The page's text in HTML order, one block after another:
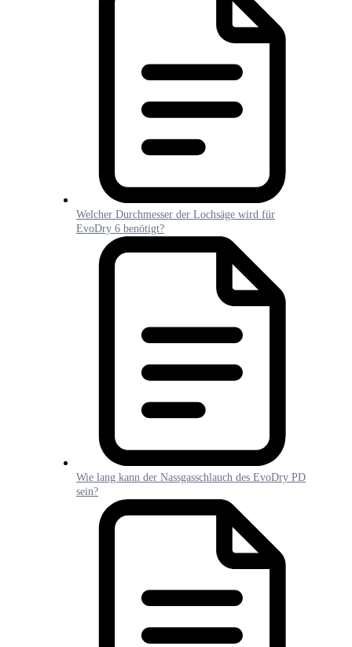
Welcher Durchmesser der Lochsäge wird für
EvoDry 6 benötigt?
Wie lang kann der Nassgasschlauch des EvoDry PD
sein?